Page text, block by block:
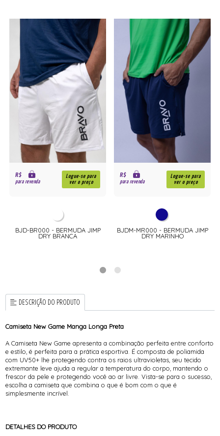
R$
para revenda
Logue-se para
ver o preço
BJD-BR000 - BERMUDA JIMP
DRY BRANCA
R$
para revenda
Logue-se para
ver o preço
BJDM-MR000 - BERMUDA JIMP
DRY MARINHO
DESCRIÇÃO DO PRODUTO
Camiseta New Game Manga Longa Preta
A Camiseta New Game apresenta a combinação perfeita entre conforto
e estilo, é perfeita para a prática esportiva. É composta de poliamida
com UV50+ lhe protegendo contra os raios ultravioletas, seu tecido
extremante leve ajuda a regular a temperatura do corpo, mantendo o
frescor da pele e protegendo você ao ar livre. Vista-se para o sucesso,
escolha a camiseta que combina o que é bom com o que é
simplesmente incrível.
DETALHES DO PRODUTO